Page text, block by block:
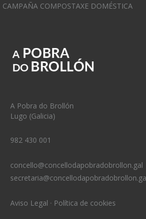
CAMPAÑA COMPOSTAXE DOMÉSTICA
A Pobra do Brollón
Lugo (Galicia)
982 430 001
concello@concellodapobradobrollon.gal
Aviso Legal · Política de cookies